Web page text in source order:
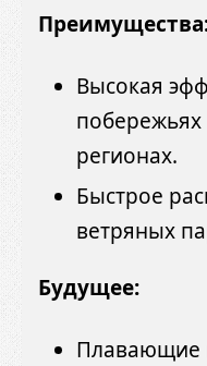
Высокая
регионах.
Быстрое
ветряных
Будущее:
Плавающие